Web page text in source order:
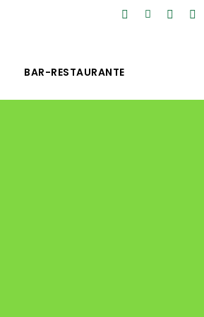
BAR-RESTAURANTE